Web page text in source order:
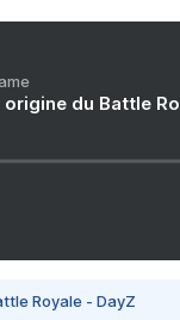
origine du Battle
Royale - DayZ